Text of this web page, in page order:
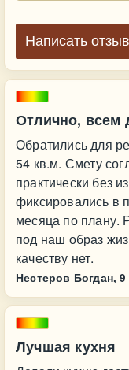
Отлично, всем
Обратились для
54 кв.м. Смету
практически без
фиксировались в
месяца по плану.
под наш образ
качеству нет.
Нестеров Богдан, 9
Лучшая кухня
Написать отзыв